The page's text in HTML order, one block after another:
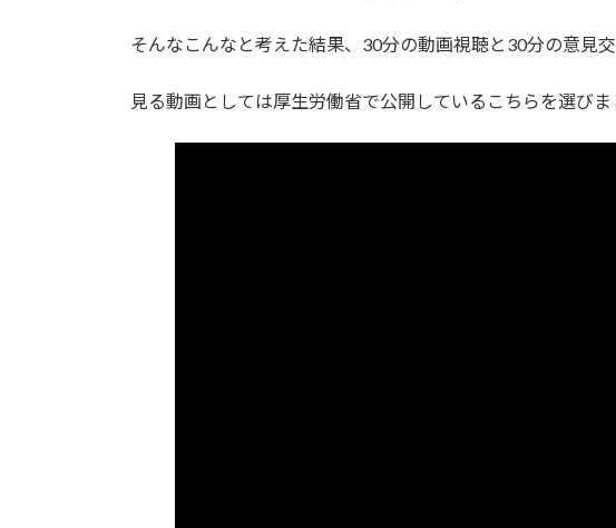
そんなこんなと考えた結果、30分の動画視聴と30分の意見
見る動画としては厚生労働省で公開しているこちらを選びま